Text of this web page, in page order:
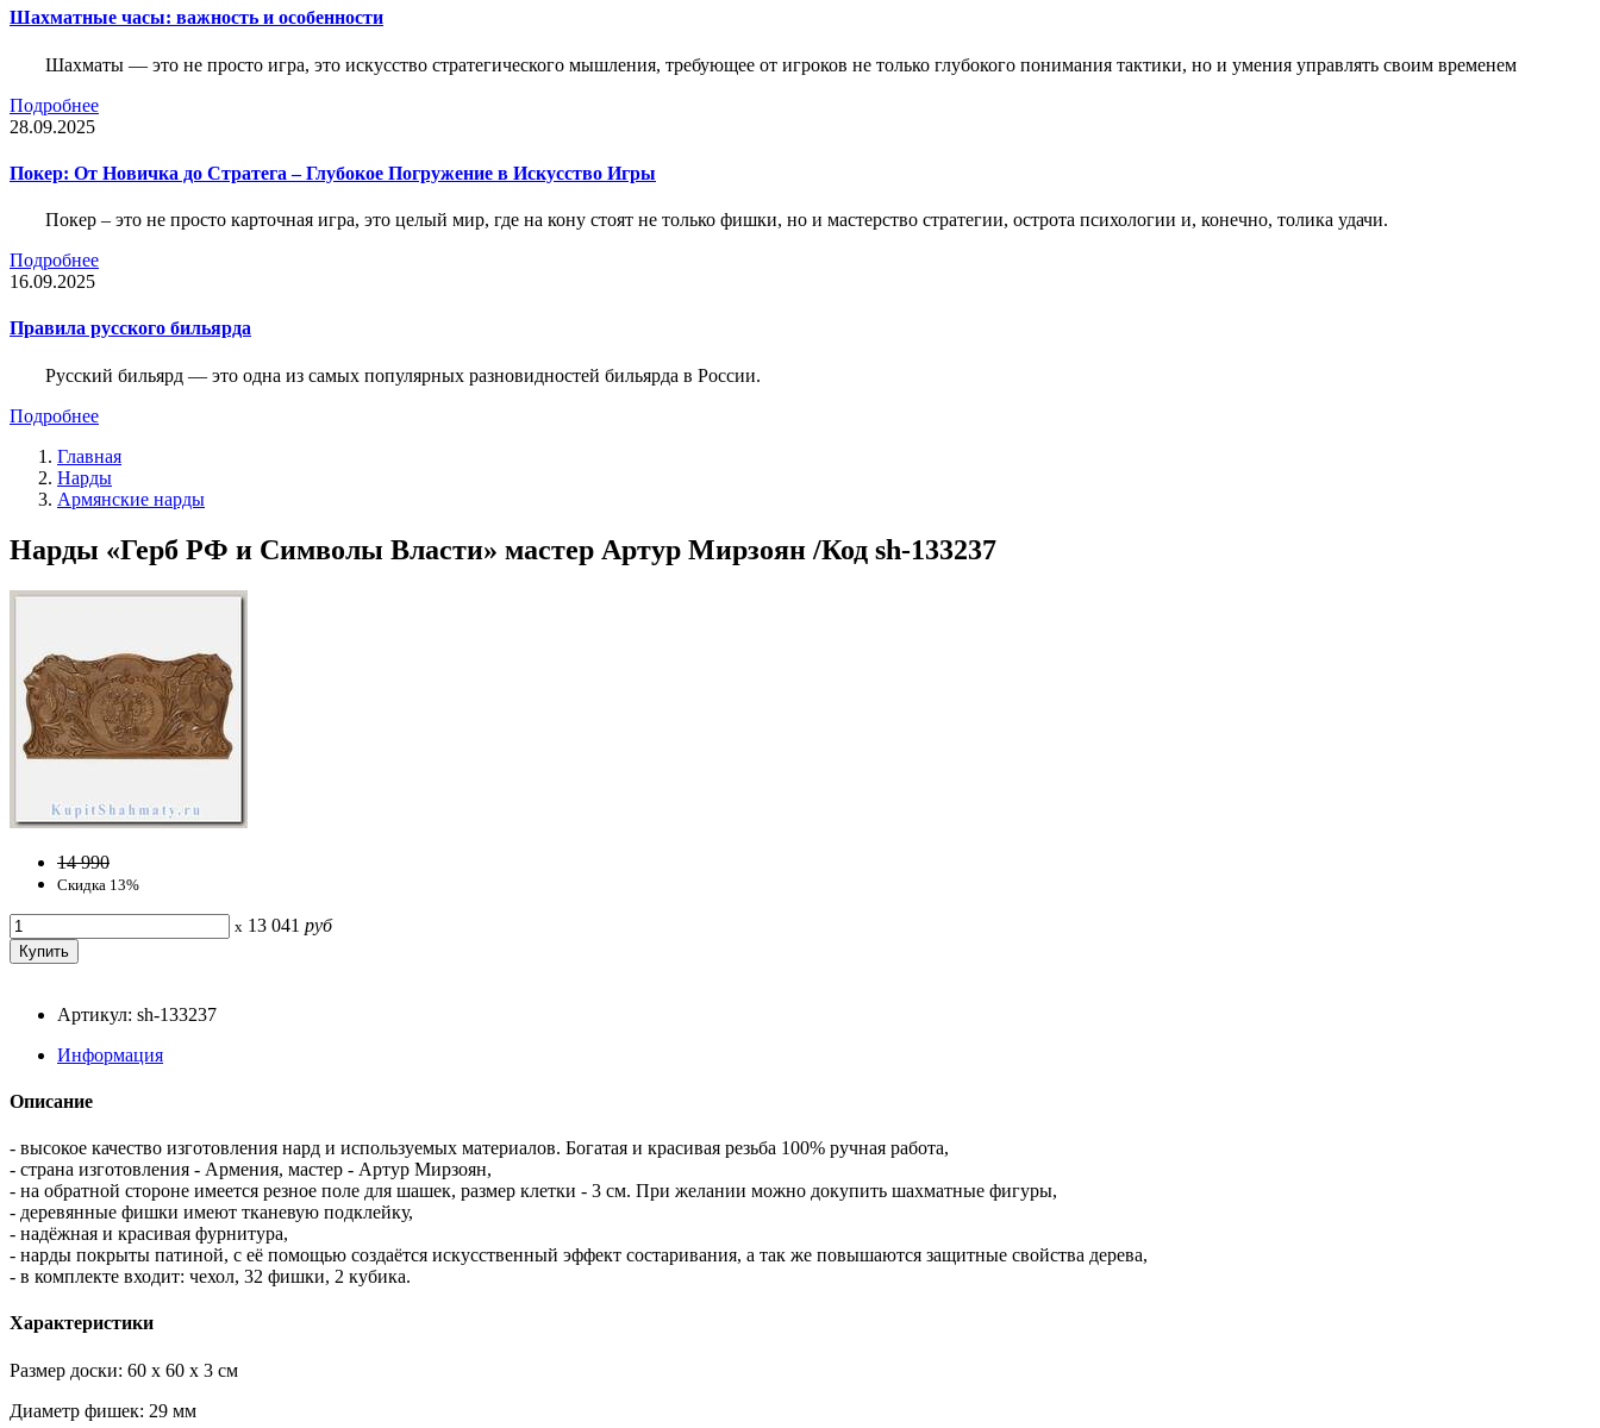
Шахматные часы: важность и особенности
Шахматы — это не просто игра, это искусство стратегического мышления, требующее от игроков не только глубокого понимания тактики, но и умения управлять своим временем
Подробнее
28.09.2025
Покер: От Новичка до Стратега – Глубокое Погружение в Искусство Игры
Покер – это не просто карточная игра, это целый мир, где на кону стоят не только фишки, но и мастерство стратегии, острота психологии и, конечно, толика удачи.
Подробнее
16.09.2025
Правила русского бильярда
Русский бильярд — это одна из самых популярных разновидностей бильярда в России.
Подробнее
Главная
Нарды
Армянские нарды
Нарды «Герб РФ и Символы Власти» мастер Артур Мирзоян /Код sh-133237
14 990
Скидка 13%
x 13 041 руб
Артикул: sh-133237
Информация
Описание
- высокое качество изготовления нард и используемых материалов. Богатая и красивая резьба 100% ручная работа,
- страна изготовления - Армения, мастер - Артур Мирзоян,
- на обратной стороне имеется резное поле для шашек, размер клетки - 3 см. При желании можно докупить шахматные фигуры,
- деревянные фишки имеют тканевую подклейку,
- надёжная и красивая фурнитура,
- нарды покрыты патиной, с её помощью создаётся искусственный эффект состаривания, а так же повышаются защитные свойства дерева,
- в комплекте входит: чехол, 32 фишки, 2 кубика.
Характеристики
Размер доски: 60 x 60 x 3 см
Диаметр фишек: 29 мм